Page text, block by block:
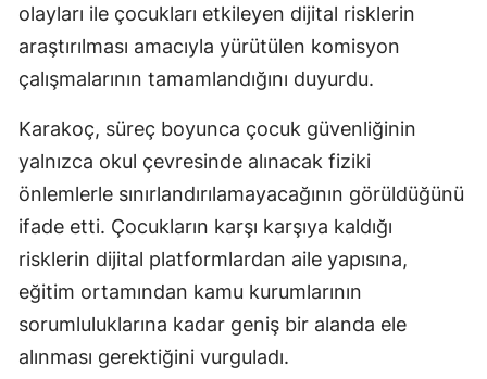
olayları ile çocukları etkileyen dijital risklerin
araştırılması amacıyla yürütülen komisyon
çalışmalarının tamamlandığını duyurdu.
Karakoç, süreç boyunca çocuk güvenliğinin
yalnızca okul çevresinde alınacak fiziki
önlemlerle sınırlandırılamayacağının görüldüğünü
ifade etti. Çocukların karşı karşıya kaldığı
risklerin dijital platformlardan aile yapısına,
eğitim ortamından kamu kurumlarının
sorumluluklarına kadar geniş bir alanda ele
alınması gerektiğini vurguladı.